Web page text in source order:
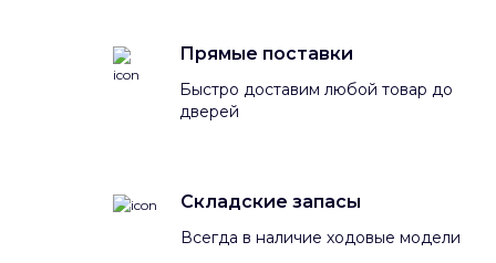
Прямые поставки
Быстро доставим любой товар до
дверей
Складские запасы
Всегда в наличие ходовые модели